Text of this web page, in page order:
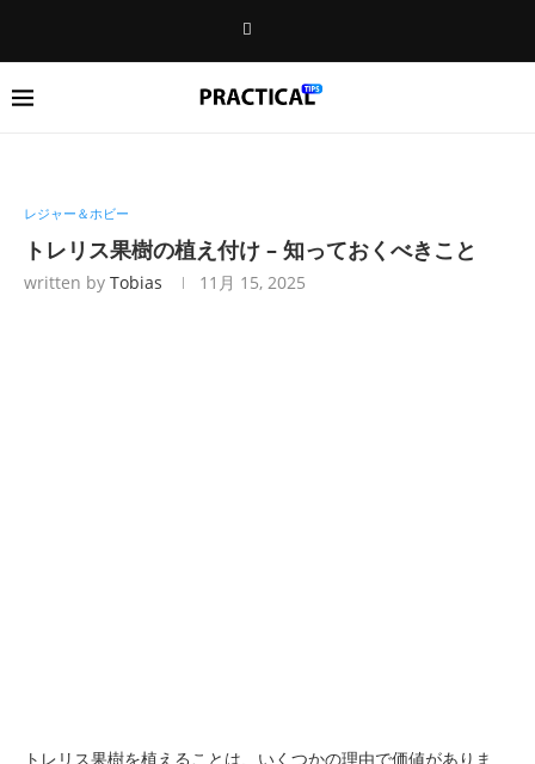
レジャー＆ホビー
トレリス果樹の植え付け – 知っておくべきこと
written by Tobias 11月 15, 2025
トレリス果樹を植えることは、いくつかの理由で価値がありま